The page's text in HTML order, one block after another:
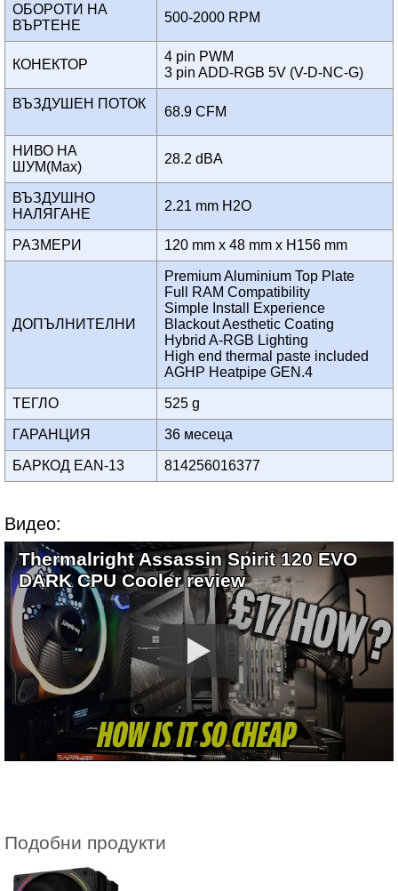
ОБОРОТИ НА
ВЪРТЕНЕ
500-2000 RPM
КОНЕКТОР
4 pin PWM
3 pin ADD-RGB 5V (V-D-NC-G)
ВЪЗДУШЕН ПОТОК
68.9 CFM
НИВО НА
ШУМ(Max)
28.2 dBA
ВЪЗДУШНО
НАЛЯГАНЕ
2.21 mm H2O
РАЗМЕРИ 120 mm x 48 mm x H156 mm
ДОПЪЛНИТЕЛНИ
Premium Aluminium Top Plate
Full RAM Compatibility
Simple Install Experience
Blackout Aesthetic Coating
Hybrid A-RGB Lighting
High end thermal paste included
AGHP Heatpipe GEN.4
ТЕГЛО 525 g
ГАРАНЦИЯ 36 месеца
БАРКОД EAN-13 814256016377
Видео:
Thermalright Assassin Spirit 120 EVO
DARK CPU Cooler review
Подобни продукти